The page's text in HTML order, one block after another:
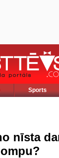
Sports
nīsta